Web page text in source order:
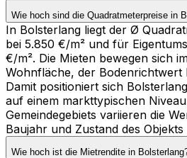
Wie hoch sind die Quadratmeterpreise in
In Bolsterlang liegt der Ø
bei 5.850 €/m² und für
€/m². Die Mieten bewegen sich
Wohnfläche, der Bodenrichtwert
Damit positioniert sich
auf einem markttypischen
Gemeindegebiets variieren die
Baujahr und Zustand des Objekts
Wie hoch ist die Mietrendite in